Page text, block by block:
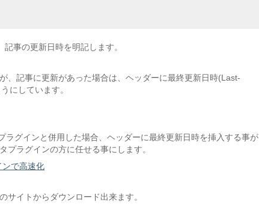
事の更新日時を明記します。
、記事に更新があった場合は、ヘッダーに最終更新日時(Last-
にしています。
ラグインと併用した場合、ヘッダーに最終更新日時を挿入する事が
プラグインの方に任せる事にします。
で高速化
サイトからダウンロード出来ます。